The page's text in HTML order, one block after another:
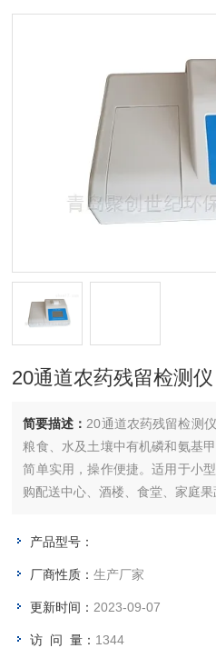
20通道农药残留检测仪
简要描述： 20通道农药残留检测
粮食、水及土壤中有机磷和氨基
简单实用，操作便捷。适用于小
购配送中心、酒楼、食堂、家庭果
产品型号：
厂商性质：生产厂家
更新时间： 2023-09-07
访 问 量： 1344